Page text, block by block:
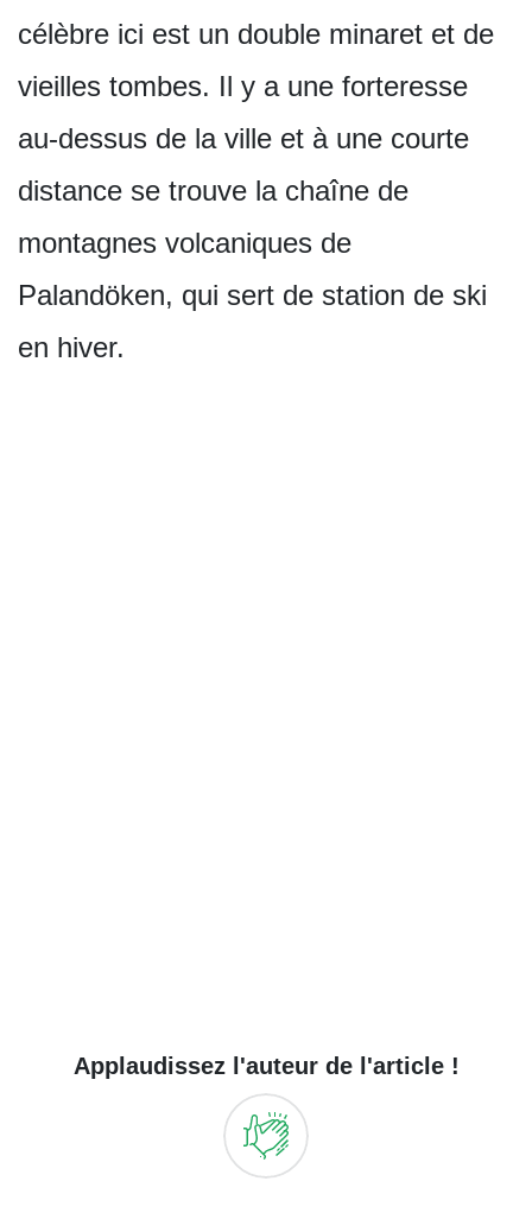
célèbre ici est un double minaret et de
vieilles tombes. Il y a une forteresse
au-dessus de la ville et à une courte
distance se trouve la chaîne de
montagnes volcaniques de
Palandöken, qui sert de station de ski
en hiver.
Applaudissez l'auteur de l'article !